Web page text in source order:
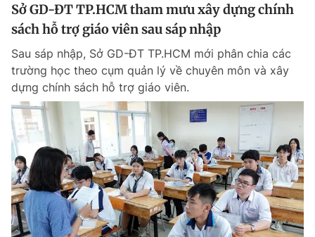
Sở GD-ĐT TP.HCM tham mưu xây dựng chính
sách hỗ trợ giáo viên sau sáp nhập
Sau sáp nhập, Sở GD-ĐT TP.HCM mới phân chia các
trường học theo cụm quản lý về chuyên môn và xây
dựng chính sách hỗ trợ giáo viên.